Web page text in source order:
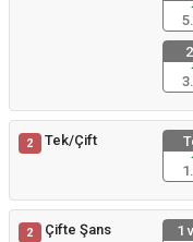
2 Tek/Çift
2 Çifte Şans
1